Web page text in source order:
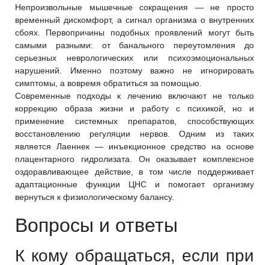
Непроизвольные мышечные сокращения — не просто
временный дискомфорт, а сигнал организма о внутренних
сбоях. Первопричины подобных проявлений могут быть
самыми разными: от банального переутомления до
серьезных неврологических или психоэмоциональных
нарушений. Именно поэтому важно не игнорировать
симптомы, а вовремя обратиться за помощью.
Современные подходы к лечению включают не только
коррекцию образа жизни и работу с психикой, но и
применение системных препаратов, способствующих
восстановлению регуляции нервов. Одним из таких
является Лаеннек — инъекционное средство на основе
плацентарного гидролизата. Он оказывает комплексное
оздоравливающее действие, в том числе поддерживает
адаптационные функции ЦНС и помогает организму
вернуться к физиологическому балансу.
Вопросы и ответы
К кому обращаться, если при